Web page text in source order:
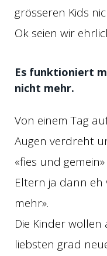
grösseren Kids
Ok seien wir
Es funktioniert
nicht mehr.
Von einem Tag
Augen verdreht
«fies und
Eltern ja dann
mehr».
Die Kinder
liebsten grad